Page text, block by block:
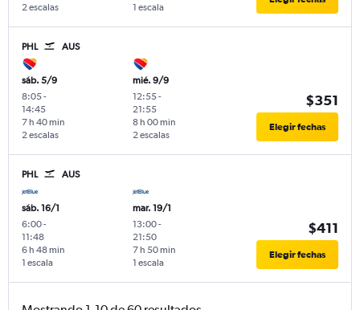
2 escalas 1 escala
PHL AUS
sáb. 5/9
8:05-
14:45
2 escalas
7 h 40 min
mié. 9/9
12:55-
21:55
2 escalas
8 h 00 min
$351
Elegir fechas
PHL AUS
sáb. 16/1
6:00-
11:48
1 escala
6 h 48 min
mar. 19/1
13:00-
21:50
1 escala
7 h 50 min
$411
Elegir fechas